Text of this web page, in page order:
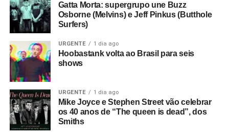
Gatta Morta: supergrupo une Buzz
Osborne (Melvins) e Jeff Pinkus (Butthole
Surfers)
URGENTE 1 dia ago
Hoobastank volta ao Brasil para seis
shows
URGENTE 1 dia ago
Mike Joyce e Stephen Street vão celebrar
os 40 anos de “The queen is dead”, dos
Smiths